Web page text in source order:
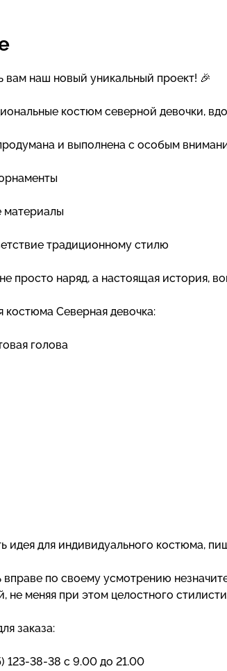
вам наш новый уникальный проект! 🎉
костюм северной девочки,
и выполнена с особым
материалы
традиционному стилю
просто наряд, а настоящая история,
костюма Северная девочка:
голова
идея для индивидуального костюма,
вправе по своему усмотрению
не меняя при этом целостного
заказа:
123-38-38 с 9.00 до 21.00